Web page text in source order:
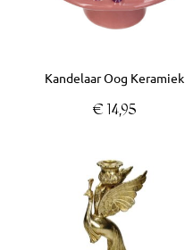
Kandelaar Oog Keramiek
€ 14,95